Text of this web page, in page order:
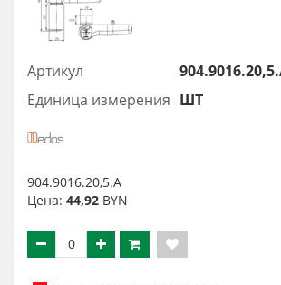
Артикул
Единица измерения ШТ
904.9016.20,5.А
Цена: 44,92 BYN